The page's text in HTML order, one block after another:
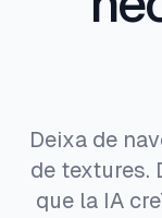
Deixa de
de textures.
que la IA